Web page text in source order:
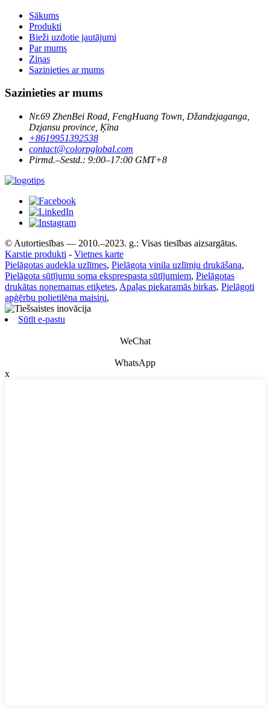
Sākums
Produkti
Bieži uzdotie jautājumi
Par mums
Ziņas
Sazinieties ar mums
Sazinieties ar mums
Nr.69 ZhenBei Road, FengHuang Town, Džandzjaganga,
Dzjansu province, Ķīna
+8619951392538
contact@colorpglobal.com
Pirmd.–Sestd.: 9:00–17:00 GMT+8
© Autortiesības — 2010.–2023. g.: Visas tiesības aizsargātas.
Karstie produkti - Vietnes karte
Pielāgotas audekla uzlīmes, Pielāgota vinila uzlīmju drukāšana,
Pielāgota sūtījumu soma eksprespasta sūtījumiem, Pielāgotas
drukātas noņemamas etiķetes, Apaļas piekaramās birkas, Pielāgoti
apģērbu polietilēna maisiņi,
Sūtīt e-pastu
WeChat
WhatsApp
x